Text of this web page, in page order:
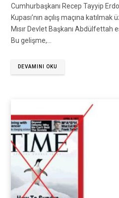
Cumhurbaşkanı Recep Tayyip
Kupası’nın açılış maçına
Mısır Devlet Başkanı Abdülfettah
Bu gelişme,…
DEVAMINI OKU